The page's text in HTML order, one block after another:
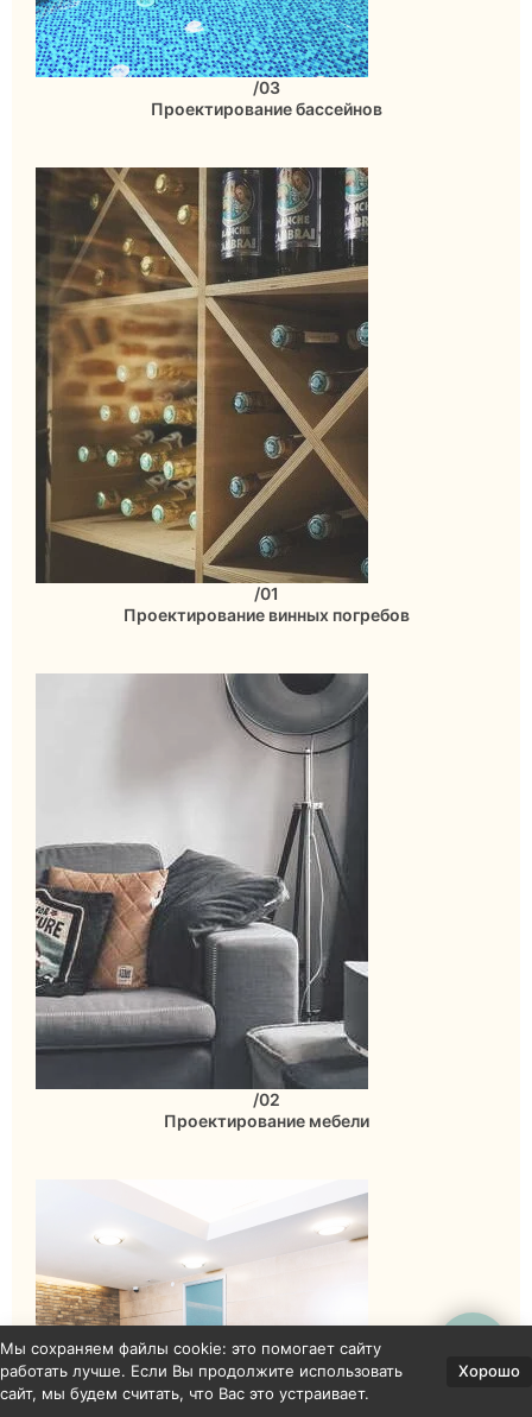
/03
Проектирование бассейнов
/01
Проектирование винных погребов
/02
Проектирование мебели
Мы сохраняем файлы cookie: это помогает сайту
работать лучше. Если Вы продолжите использовать
сайт, мы будем считать, что Вас это устраивает.
Хорошо